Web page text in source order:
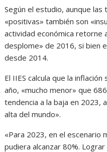
Según el estudio, aunque
«positivas» también son
actividad económica retorne
desplome» de 2016, si bien
desde 2014.
El IIES calcula que la
año, «mucho menor» que
tendencia a la baja en 2023,
alta del mundo».
«Para 2023, en el escenario
pudiera alcanzar 80%.